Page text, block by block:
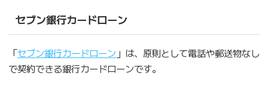
セブン銀行カードローン
「セブン銀行カードローン 」は、原則として電話や郵送物なし
で契約できる銀行カードローンです。